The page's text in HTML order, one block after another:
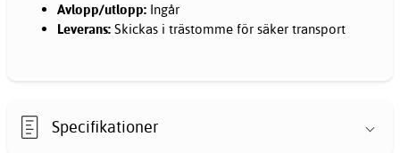
Avlopp/utlopp: Ingår
Leverans: Skickas i trästomme för säker transport
Specifikationer